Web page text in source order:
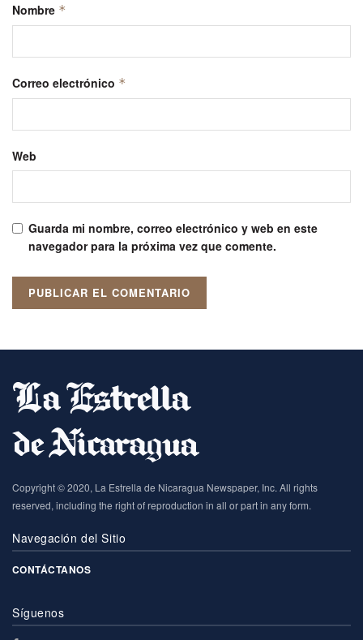
Nombre *
Correo electrónico *
Web
Guarda mi nombre, correo electrónico y web en este
navegador para la próxima vez que comente.
Copyright © 2020, La Estrella de Nicaragua Newspaper, Inc. All rights
reserved, including the right of reproduction in all or part in any form.
Navegación del Sitio
CONTÁCTANOS
Síguenos